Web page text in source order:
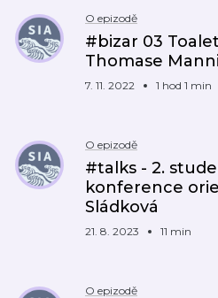
O epizodě
#bizar 03
Thomase
7. 11. 2022 1 hod 1 min
O epizodě
#talks - 2.
konference
Sládková
21. 8. 2023 11 min
O epizodě